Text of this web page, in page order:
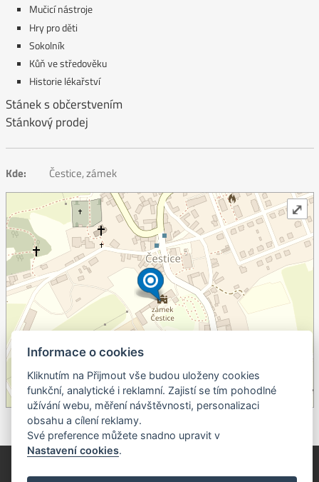
Mučicí nástroje
Hry pro děti
Sokolník
Kůň ve středověku
Historie lékařství
Stánek s občerstvením
Stánkový prodej
Kde: Čestice, zámek
OpenStreetMap contributors.
⤢
© Píseckem / Kalendárium (Změna programu vyhrazena!)
© 2018 - 2026 Realizace a správa webu:Studio QUIN.cz
Informace o cookies
Kliknutím na Přijmout vše budou uloženy cookies
funkční, analytické i reklamní. Zajistí se tím pohodlné
užívání webu, měření návštěvnosti, personalizaci
obsahu a cílení reklamy.
Své preference můžete snadno upravit v
Nastavení cookies.